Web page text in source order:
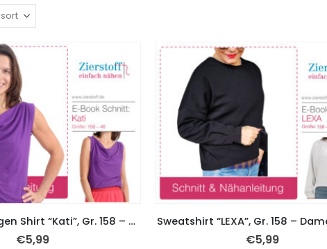
Wasserfallkragen Shirt “Kati”, Gr. 158 – Damengr. 46
€5,99
Sweatshirt “LEXA”, Gr. 158 –
€5,99